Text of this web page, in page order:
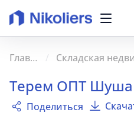
Главная
Терем ОПТ
Поделиться